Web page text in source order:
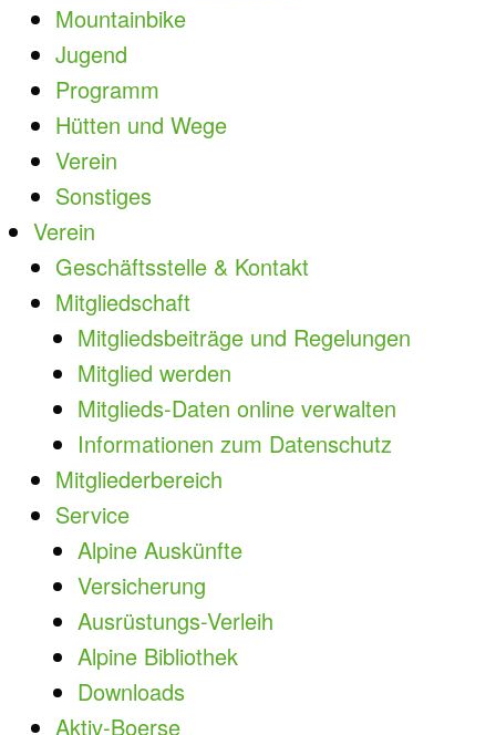
Mountainbike
Jugend
Programm
Hütten und Wege
Verein
Sonstiges
Verein
Geschäftsstelle & Kontakt
Mitgliedschaft
Mitgliedsbeiträge und Regelungen
Mitglied werden
Mitglieds-Daten online verwalten
Informationen zum Datenschutz
Mitgliederbereich
Service
Alpine Auskünfte
Versicherung
Ausrüstungs-Verleih
Alpine Bibliothek
Downloads
Aktiv-Boerse